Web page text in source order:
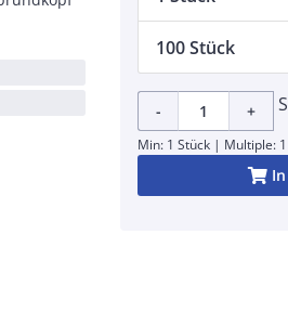
100 Stück
- +
Min: 1 Stück | Multiple: